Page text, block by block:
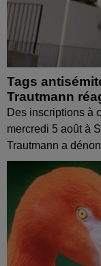
Tags
Trautmann
Des inscriptions à
mercredi 5 août à
Trautmann a